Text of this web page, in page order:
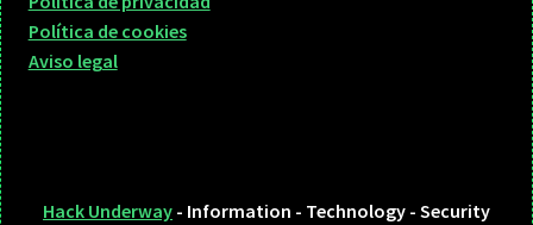
Política de cookies
Aviso legal
Hack Underway - Information - Technology - Security